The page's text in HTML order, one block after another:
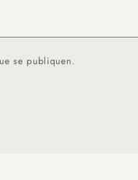
se publiquen.